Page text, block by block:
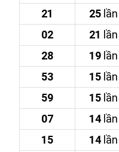
21
25lần
02
21 lần
28
19lần
53
15lần
59
15lần
07
14lần
15
14lần